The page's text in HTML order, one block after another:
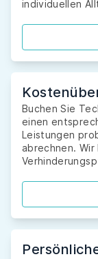
individuellen
Buchen Sie
einen
Leistungen
abrechnen.